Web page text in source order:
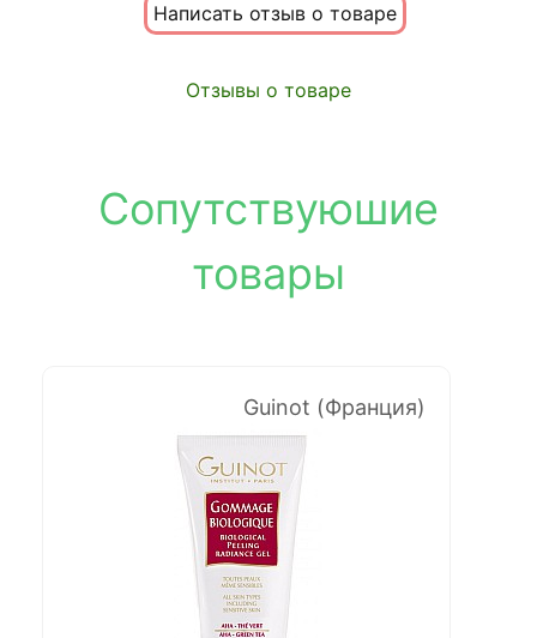
Написать отзыв о товаре
Отзывы о товаре
Сопутствуюшие
товары
Guinot (Франция)